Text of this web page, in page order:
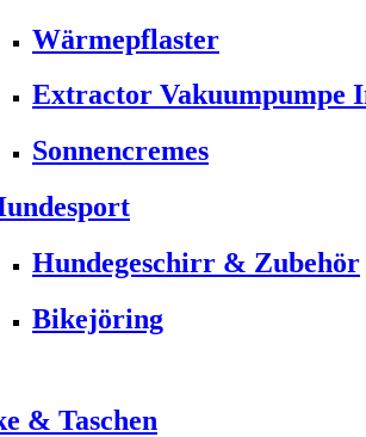
Wärmepflaster
Extractor Vakuumpumpe
Sonnencremes
Hundegeschirr & Zubehör
Bikejöring
& Taschen